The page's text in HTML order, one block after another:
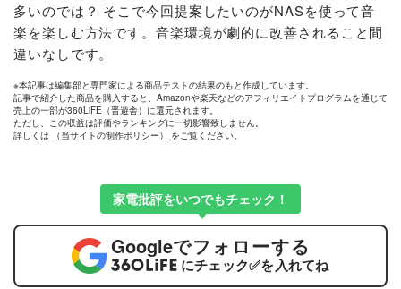
多いのでは？ そこで今回提案したいのがNASを使って音
楽を楽しむ方法です。音楽環境が劇的に改善されること間
違いなしです。
※本記事は編集部と専門家による商品テストの結果のもと作成しています。
記事で紹介した商品を購入すると、Amazonや楽天などのアフィリエイトプログラムを通じて
売上の一部が360LiFE（晋遊舎）に還元されます。
ただし、この収益は評価やランキングに一切影響致しません。
詳しくは
（当サイトの制作ポリシー） をご覧ください。
家電批評をいつでもチェック！
Googleでフォローする
にチェック✅を入れてね